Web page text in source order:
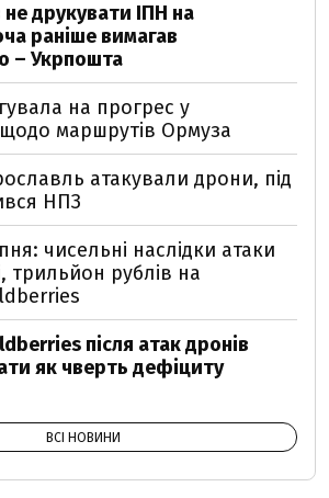
друкувати ІПН на
раніше вимагав
– Укрпошта
на прогрес у
маршрутів Ормуза
атакували дрони, під
НПЗ
чисельні наслідки атаки
трильйон рублів на
після атак дронів
як чверть дефіциту
ВСІ НОВИНИ